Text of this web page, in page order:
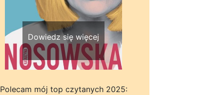
Dowiedz się więcej
Polecam mój top czytanych 2025: